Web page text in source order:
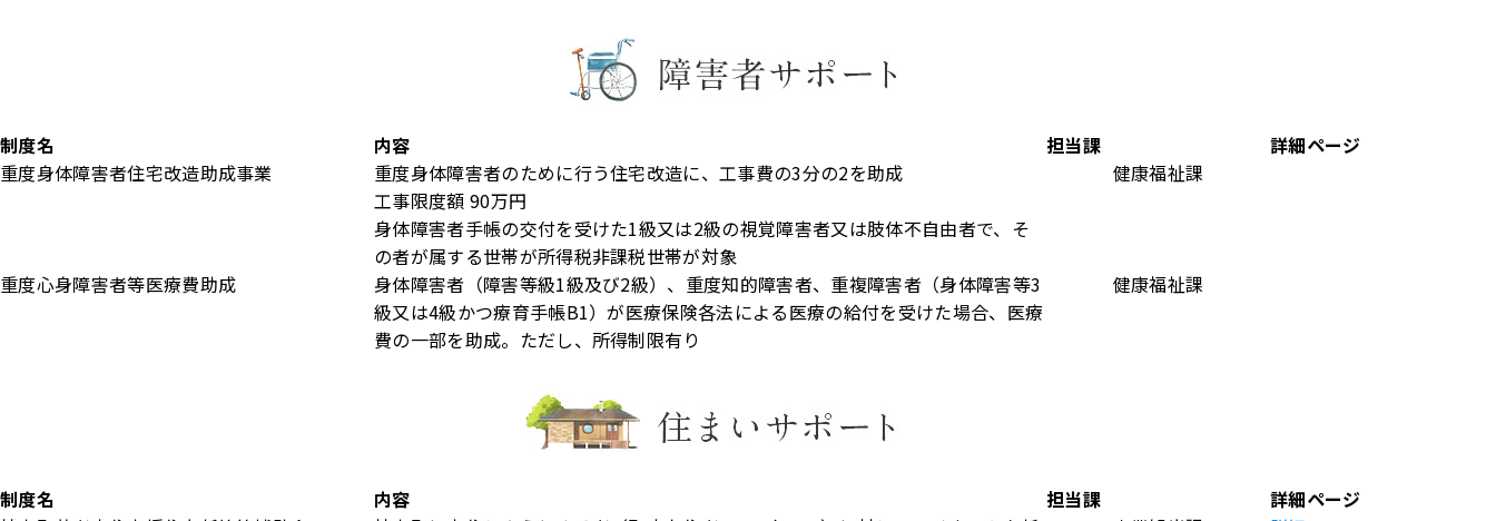
制度名 内容 担当課
詳細ページ
重度身体障害者住宅改造助成事業
重度身体障害者のために行う住宅改造に、工事費の3分の2を助成
工事限度額 90万円
身体障害者手帳の交付を受けた1級又は2級の視覚障害者又は肢体不自由者で、そ
の者が属する世帯が所得税非課税世帯が対象
健康福祉課
重度心身障害者等医療費助成
身体障害者（障害等級1級及び2級）、重度知的障害者、重複障害者（身体障害等3
級又は4級かつ療育手帳B1）が医療保険各法による医療の給付を受けた場合、医療
費の一部を助成。ただし、所得制限有り
健康福祉課
制度名 内容 担当課
詳細ページ